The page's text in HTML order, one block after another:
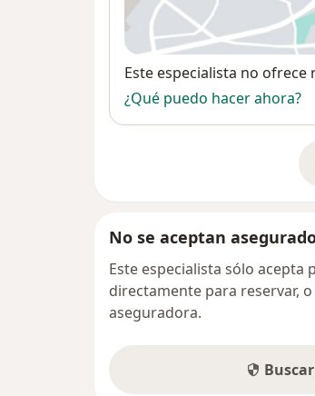
Disponibilidad
Este especialista no
¿Qué puedo hacer ahora?
No se aceptan
Este especialista sólo
directamente para reservar,
aseguradora.